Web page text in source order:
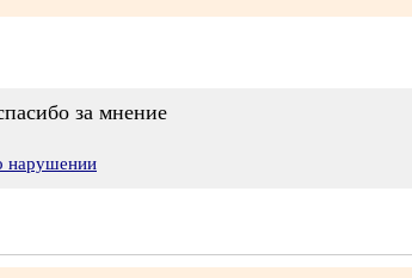
за мнение
нарушении